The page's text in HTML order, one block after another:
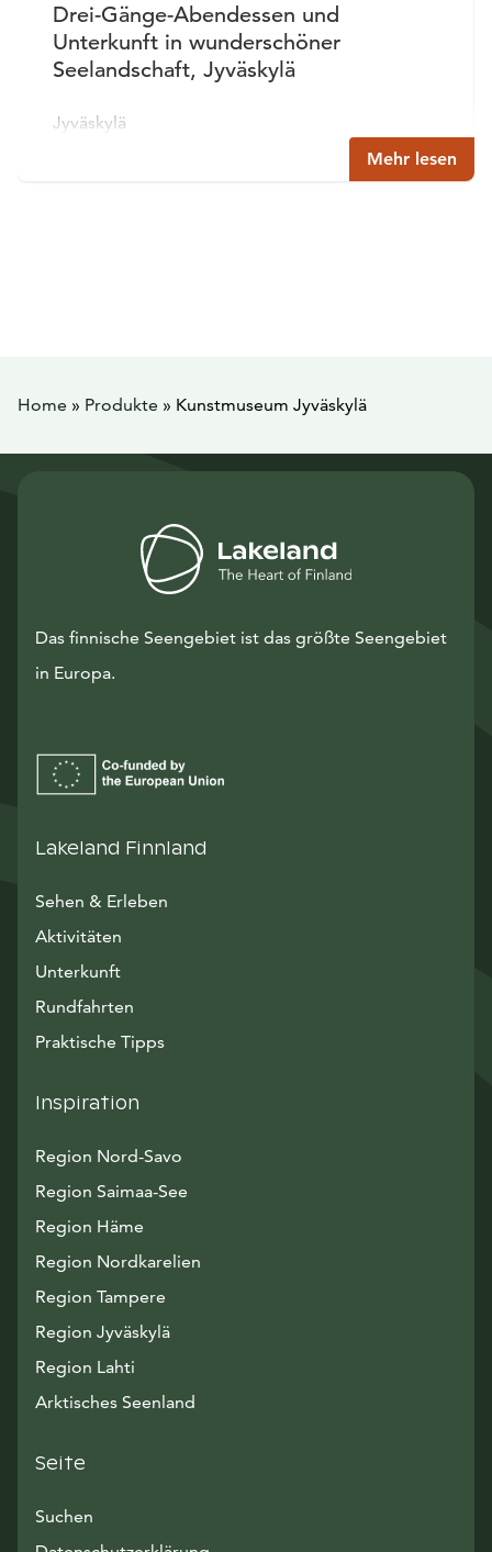
Drei-Gänge-Abendessen und
Unterkunft in wunderschöner
Seelandschaft, Jyväskylä
Jyväskylä
Mehr lesen
Home » Produkte » Kunstmuseum Jyväskylä
Das finnische Seengebiet ist das größte Seengebiet
in Europa.
Lakeland Finnland
Sehen & Erleben
Aktivitäten
Unterkunft
Rundfahrten
Praktische Tipps
Inspiration
Region Nord-Savo
Region Saimaa-See
Region Häme
Region Nordkarelien
Region Tampere
Region Jyväskylä
Region Lahti
Arktisches Seenland
Seite
Suchen